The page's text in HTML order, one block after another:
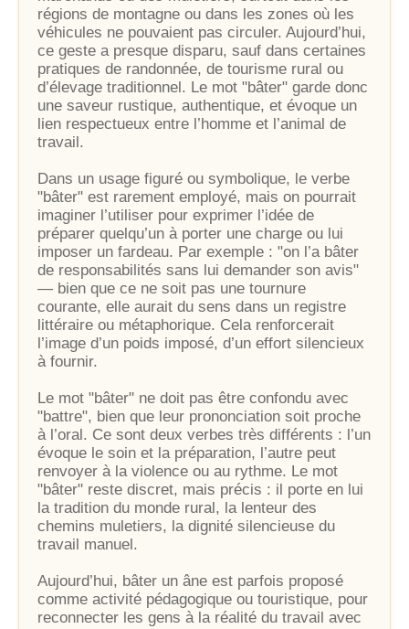
régions de montagne ou dans les zones où les
véhicules ne pouvaient pas circuler. Aujourd’hui,
ce geste a presque disparu, sauf dans certaines
pratiques de randonnée, de tourisme rural ou
d’élevage traditionnel. Le mot "bâter" garde donc
une saveur rustique, authentique, et évoque un
lien respectueux entre l’homme et l’animal de
travail.
Dans un usage figuré ou symbolique, le verbe
"bâter" est rarement employé, mais on pourrait
imaginer l’utiliser pour exprimer l’idée de
préparer quelqu’un à porter une charge ou lui
imposer un fardeau. Par exemple : "on l’a bâter
de responsabilités sans lui demander son avis"
— bien que ce ne soit pas une tournure
courante, elle aurait du sens dans un registre
littéraire ou métaphorique. Cela renforcerait
l’image d’un poids imposé, d’un effort silencieux
à fournir.
Le mot "bâter" ne doit pas être confondu avec
"battre", bien que leur prononciation soit proche
à l’oral. Ce sont deux verbes très différents : l’un
évoque le soin et la préparation, l’autre peut
renvoyer à la violence ou au rythme. Le mot
"bâter" reste discret, mais précis : il porte en lui
la tradition du monde rural, la lenteur des
chemins muletiers, la dignité silencieuse du
travail manuel.
Aujourd’hui, bâter un âne est parfois proposé
comme activité pédagogique ou touristique, pour
reconnecter les gens à la réalité du travail avec